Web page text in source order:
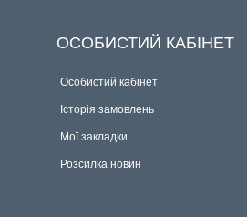
ОСОБИСТИЙ КАБІНЕТ
Особистий кабінет
Історія замовлень
Мої закладки
Розсилка новин